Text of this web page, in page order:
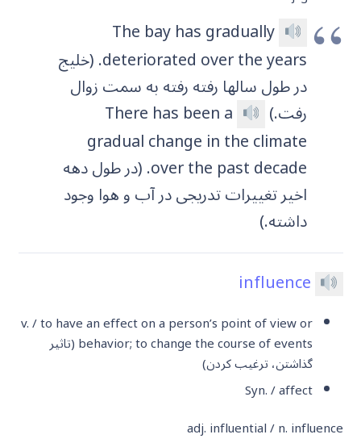
The bay has gradually
deteriorated over the years. (خلیج
در طول سالها رفته رفته به سمت زوال
رفت.)
There has been a
gradual change in the climate
over the past decade. (در طول دهه
اخیر تغییرات تدریجی در آب و هوا وجود
داشته.)
influence
v. / to have an effect on a person’s point of view or
behavior; to change the course of events (تاثیر
گذاشتن، ترغیب کردن)
Syn. / affect
adj. influential / n. influence